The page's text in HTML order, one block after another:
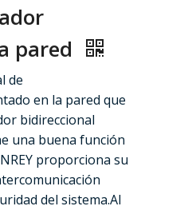
pared
de
en la pared que
bidireccional
una buena función
proporciona su
del sistema.Al